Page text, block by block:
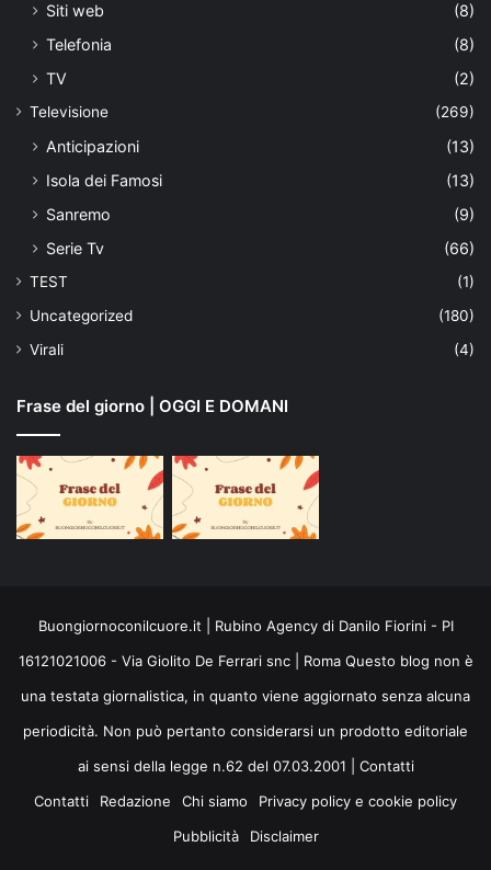
Siti web
(8)
Telefonia
(8)
TV
(2)
Televisione (269)
Anticipazioni
(13)
Isola dei Famosi
(13)
Sanremo
(9)
Serie Tv
(66)
TEST
(1)
Uncategorized
(180)
Virali
(4)
Frase del giorno | OGGI E DOMANI
Buongiornoconilcuore.it | Rubino Agency di Danilo Fiorini - PI
16121021006 - Via Giolito De Ferrari snc | Roma Questo blog non è
una testata giornalistica, in quanto viene aggiornato senza alcuna
periodicità. Non può pertanto considerarsi un prodotto editoriale
ai sensi della legge n.62 del 07.03.2001 | Contatti
Contatti
Redazione Chi siamo
Privacy policy e cookie policy
Pubblicità
Disclaimer